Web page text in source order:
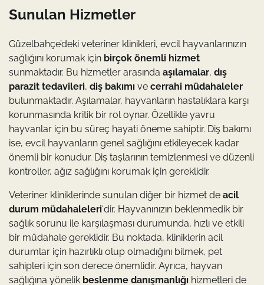
Sunulan Hizmetler
Güzelbahçe’deki veteriner klinikleri, evcil hayvanlarınızın
sağlığını korumak için birçok önemli hizmet
sunmaktadır. Bu hizmetler arasında aşılamalar, dış
parazit tedavileri, diş bakımı ve cerrahi müdahaleler
bulunmaktadır. Aşılamalar, hayvanların hastalıklara karşı
korunmasında kritik bir rol oynar. Özellikle yavru
hayvanlar için bu süreç hayati öneme sahiptir. Diş bakımı
ise, evcil hayvanların genel sağlığını etkileyecek kadar
önemli bir konudur. Diş taşlarının temizlenmesi ve düzenli
kontroller, ağız sağlığını korumak için gereklidir.
Veteriner kliniklerinde sunulan diğer bir hizmet de acil
durum müdahaleleri‘dir. Hayvanınızın beklenmedik bir
sağlık sorunu ile karşılaşması durumunda, hızlı ve etkili
bir müdahale gereklidir. Bu noktada, kliniklerin acil
durumlar için hazırlıklı olup olmadığını bilmek, pet
sahipleri için son derece önemlidir. Ayrıca, hayvan
sağlığına yönelik beslenme danışmanlığı hizmetleri de